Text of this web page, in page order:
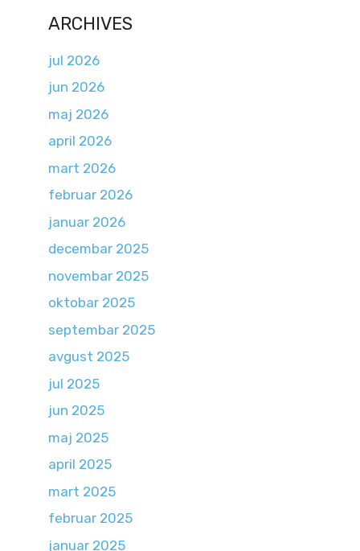
ARCHIVES
jul 2026
jun 2026
maj 2026
april 2026
mart 2026
februar 2026
januar 2026
decembar 2025
novembar 2025
oktobar 2025
septembar 2025
avgust 2025
jul 2025
jun 2025
maj 2025
april 2025
mart 2025
februar 2025
januar 2025